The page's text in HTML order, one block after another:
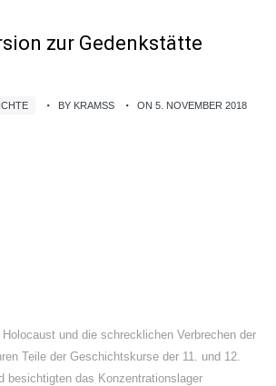
zur Gedenkstätte
BY KRAMSS ON 5. NOVEMBER 2018
und die schrecklichen Verbrechen der
Teile der Geschichtskurse der 11. und 12.
besichtigten das Konzentrationslager